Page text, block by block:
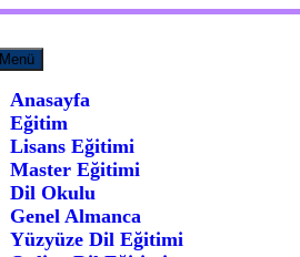
Menü
Anasayfa
Eğitim
Lisans Eğitimi
Master Eğitimi
Dil Okulu
Genel Almanca
Yüzyüze Dil Eğitimi